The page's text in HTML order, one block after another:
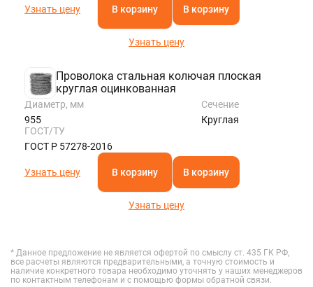
Узнать цену В корзину В корзину
Узнать цену
Проволока стальная колючая плоская
круглая оцинкованная
Диаметр, мм
955
Сечение
Круглая
ГОСТ/ТУ
ГОСТ Р 57278-2016
Узнать цену В корзину В корзину
Узнать цену
* Данное предложение не является офертой по смыслу ст. 435 ГК РФ,
все расчеты являются предварительными, а точную стоимость и
наличие конкретного товара необходимо уточнять у наших менеджеров
по контактным телефонам и с помощью формы обратной связи.